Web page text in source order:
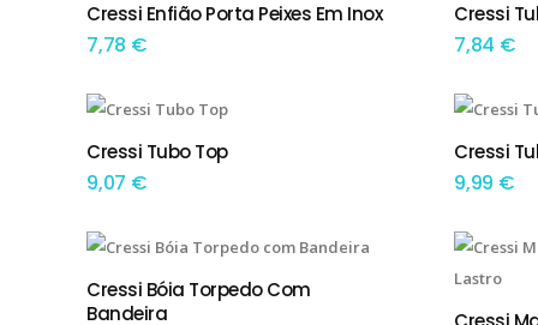
ADICIONAR
Cressi Enfião Porta Peixes Em Inox
7,78 €
TEM
Cressi
7,84 €
TEM OPÇÕES
Cressi Tubo Top
9,07 €
Cressi
9,99 €
ADICIONAR
Cressi Bóia Torpedo Com
Bandeira